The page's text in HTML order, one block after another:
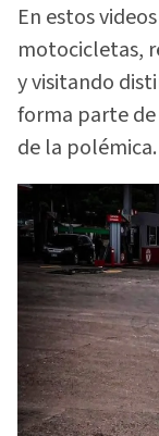
En estos
motocicletas,
y visitando
forma parte
de la polémica.